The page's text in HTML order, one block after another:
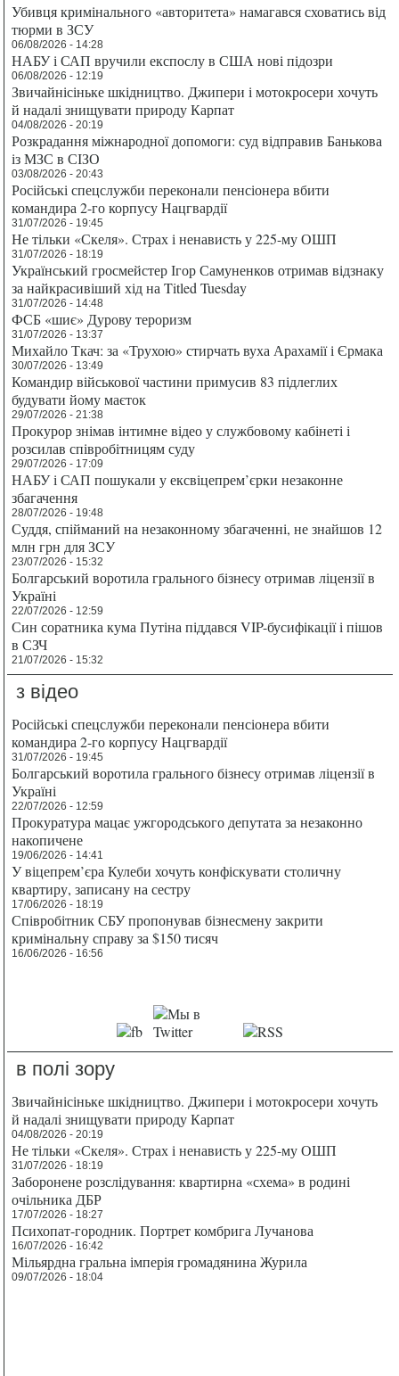
Убивця кримінального «авторитета» намагався сховатись від
тюрми в ЗСУ
06/08/2026 - 14:28
НАБУ і САП вручили експослу в США нові підозри
06/08/2026 - 12:19
Звичайнісіньке шкідництво. Джипери і мотокросери хочуть
й надалі знищувати природу Карпат
04/08/2026 - 20:19
Розкрадання міжнародної допомоги: суд відправив Банькова
із МЗС в СІЗО
03/08/2026 - 20:43
Російські спецслужби переконали пенсіонера вбити
командира 2-го корпусу Нацгвардії
31/07/2026 - 19:45
Не тільки «Скеля». Страх і ненависть у 225-му ОШП
31/07/2026 - 18:19
Український гросмейстер Ігор Самуненков отримав відзнаку
за найкрасивіший хід на Titled Tuesday
31/07/2026 - 14:48
ФСБ «шиє» Дурову тероризм
31/07/2026 - 13:37
Михайло Ткач: за «Трухою» стирчать вуха Арахамії і Єрмака
30/07/2026 - 13:49
Командир військової частини примусив 83 підлеглих
будувати йому маєток
29/07/2026 - 21:38
Прокурор знімав інтимне відео у службовому кабінеті і
розсилав співробітницям суду
29/07/2026 - 17:09
НАБУ і САП пошукали у ексвіцепрем’єрки незаконне
збагачення
28/07/2026 - 19:48
Суддя, спійманий на незаконному збагаченні, не знайшов 12
млн грн для ЗСУ
23/07/2026 - 15:32
Болгарський воротила грального бізнесу отримав ліцензії в
Україні
22/07/2026 - 12:59
Син соратника кума Путіна піддався VIP-бусифікації і пішов
в СЗЧ
21/07/2026 - 15:32
з відео
Російські спецслужби переконали пенсіонера вбити
командира 2-го корпусу Нацгвардії
31/07/2026 - 19:45
Болгарський воротила грального бізнесу отримав ліцензії в
Україні
22/07/2026 - 12:59
Прокуратура мацає ужгородського депутата за незаконно
накопичене
19/06/2026 - 14:41
У віцепрем’єра Кулеби хочуть конфіскувати столичну
квартиру, записану на сестру
17/06/2026 - 18:19
Співробітник СБУ пропонував бізнесмену закрити
кримінальну справу за $150 тисяч
16/06/2026 - 16:56
в полі зору
Звичайнісіньке шкідництво. Джипери і мотокросери хочуть
й надалі знищувати природу Карпат
04/08/2026 - 20:19
Не тільки «Скеля». Страх і ненависть у 225-му ОШП
31/07/2026 - 18:19
Заборонене розслідування: квартирна «схема» в родині
очільника ДБР
17/07/2026 - 18:27
Психопат-городник. Портрет комбрига Лучанова
16/07/2026 - 16:42
Мільярдна гральна імперія громадянина Журила
09/07/2026 - 18:04